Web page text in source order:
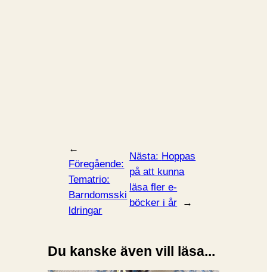
←
Föregående:
Tematrio:
Barndomsski
ldringar
Nästa: Hoppas
på att kunna
läsa fler e-
böcker i år
→
Du kanske även vill läsa...